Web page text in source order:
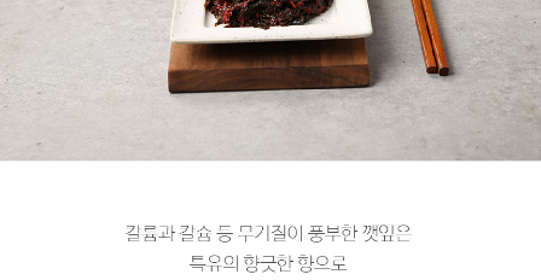
페이코 라이
구매